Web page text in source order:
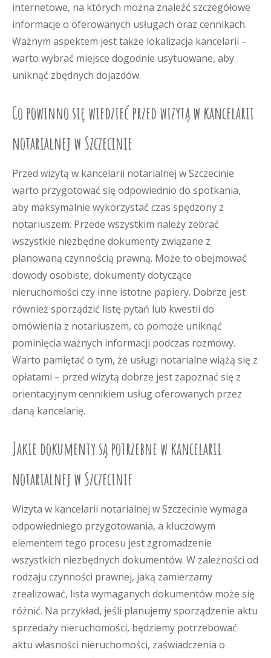
internetowe, na których można znaleźć szczegółowe
informacje o oferowanych usługach oraz cennikach.
Ważnym aspektem jest także lokalizacja kancelarii –
warto wybrać miejsce dogodnie usytuowane, aby
uniknąć zbędnych dojazdów.
Co powinno się wiedzieć przed wizytą w kancelarii
notarialnej w Szczecinie
Przed wizytą w kancelarii notarialnej w Szczecinie
warto przygotować się odpowiednio do spotkania,
aby maksymalnie wykorzystać czas spędzony z
notariuszem. Przede wszystkim należy zebrać
wszystkie niezbędne dokumenty związane z
planowaną czynnością prawną. Może to obejmować
dowody osobiste, dokumenty dotyczące
nieruchomości czy inne istotne papiery. Dobrze jest
również sporządzić listę pytań lub kwestii do
omówienia z notariuszem, co pomoże uniknąć
pominięcia ważnych informacji podczas rozmowy.
Warto pamiętać o tym, że usługi notarialne wiążą się z
opłatami – przed wizytą dobrze jest zapoznać się z
orientacyjnym cennikiem usług oferowanych przez
daną kancelarię.
Jakie dokumenty są potrzebne w kancelarii
notarialnej w Szczecinie
Wizyta w kancelarii notarialnej w Szczecinie wymaga
odpowiedniego przygotowania, a kluczowym
elementem tego procesu jest zgromadzenie
wszystkich niezbędnych dokumentów. W zależności od
rodzaju czynności prawnej, jaką zamierzamy
zrealizować, lista wymaganych dokumentów może się
różnić. Na przykład, jeśli planujemy sporządzenie aktu
sprzedaży nieruchomości, będziemy potrzebować
aktu własności nieruchomości, zaświadczenia o